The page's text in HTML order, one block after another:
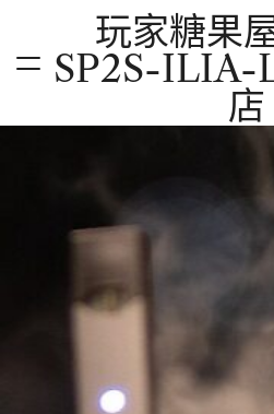
content
玩家糖果
SP2S-ILIA-
店